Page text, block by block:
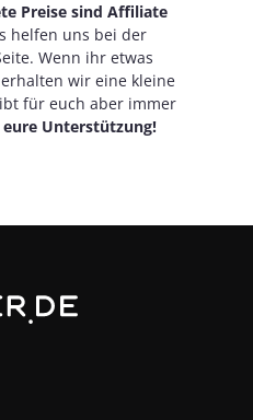
Preise sind Affiliate
helfen uns bei der
Wenn ihr etwas
wir eine kleine
für euch aber immer
Unterstützung!